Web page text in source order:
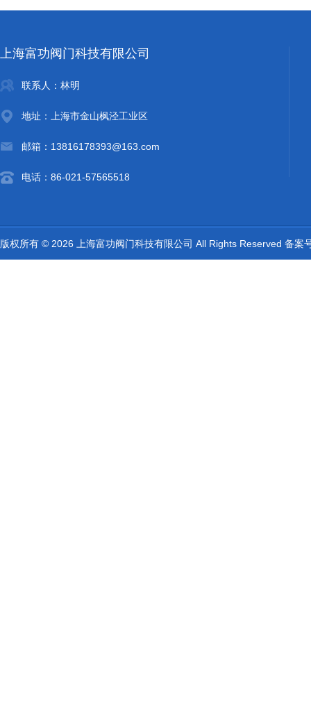
上海富功阀门科技有限公司
联系人：林明
地址：上海市金山枫泾工业区
邮箱：13816178393@163.com
电话：86-021-57565518
版权所有 © 2026 上海富功阀门科技有限公司 All Rights Reserved 备案